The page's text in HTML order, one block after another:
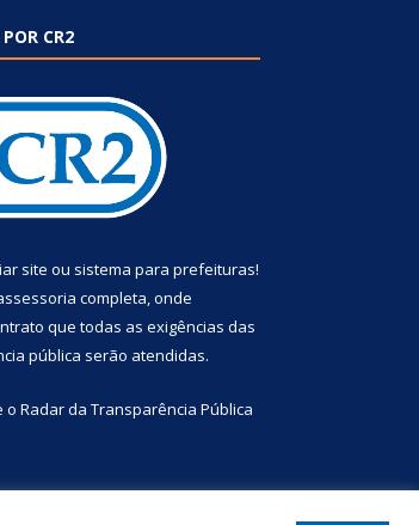
CR2
site ou sistema para prefeituras!
completa, onde
que todas as exigências das
pública serão atendidas.
o Radar da Transparência Pública